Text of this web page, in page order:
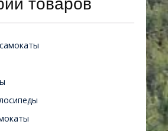
товаров